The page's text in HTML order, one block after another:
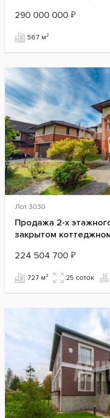
290 000 000 ₽
567 м²
Лот 3030
Продажа 2-х
закрытом
224 504 700 ₽
727 м² 25 cоток